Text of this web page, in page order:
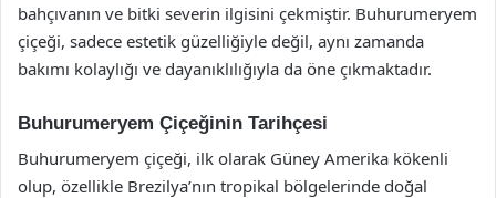
bahçıvanın ve bitki severin ilgisini çekmiştir. Buhurumeryem
çiçeği, sadece estetik güzelliğiyle değil, aynı zamanda
bakımı kolaylığı ve dayanıklılığıyla da öne çıkmaktadır.
Buhurumeryem Çiçeğinin Tarihçesi
Buhurumeryem çiçeği, ilk olarak Güney Amerika kökenli
olup, özellikle Brezilya’nın tropikal bölgelerinde doğal